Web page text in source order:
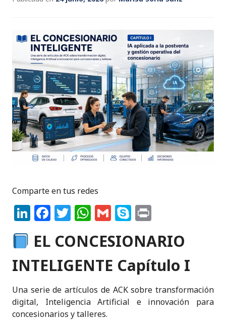
Comparte en tus redes
Li
k
e
dI
n
F
c
e
b
o
o
T
it
te
r
W
a
ts
A
p
p
G
ai
l
S
y
p
e
n
t
EL CONCESIONARIO
INTELIGENTE Capítulo I
Una serie de artículos de ACK sobre transformación
digital, Inteligencia Artificial e innovación para
concesionarios y talleres.